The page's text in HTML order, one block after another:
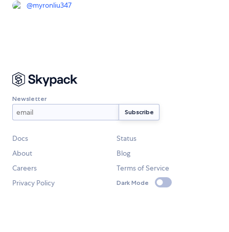
@myronliu347
Newsletter
Docs
Status
About
Blog
Careers
Terms of Service
Privacy Policy
Dark Mode